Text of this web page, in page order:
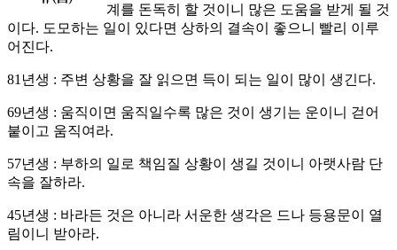
계를 돈독히 할 것이니 많은 도움을 받게 될 것
이다. 도모하는 일이 있다면 상하의 결속이 좋으니 빨리 이루
어진다.
81년생 : 주변 상황을 잘 읽으면 득이 되는 일이 많이 생긴다.
69년생 : 움직이면 움직일수록 많은 것이 생기는 운이니 걷어
붙이고 움직여라.
57년생 : 부하의 일로 책임질 상황이 생길 것이니 아랫사람 단
속을 잘하라.
45년생 : 바라든 것은 아니라 서운한 생각은 드나 등용문이 열
림이니 받아라.